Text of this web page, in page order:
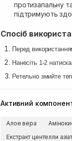
протизапальну
підтримують
Спосіб
Перед
Нанесіть 1-2
Ретельно змийте
Активний
Алое вера
Екстракт центелли